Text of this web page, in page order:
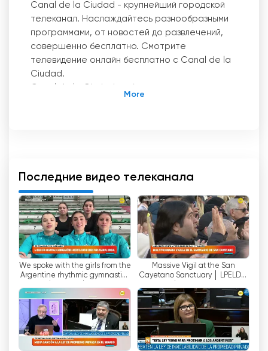
Canal de la Ciudad - крупнейший городской
телеканал. Наслаждайтесь разнообразными
программами, от новостей до развлечений,
совершенно бесплатно. Смотрите
телевидение онлайн бесплатно с Canal de la
Ciudad.
программами.
Canal de la Ciudad предлагает развлечения,
культуру, новости, спорт, документальные
фильмы, образование, кино, сериалы и музыку.
Это делает открытый сигнал отличным
вариантом для просмотра телевидения в
городе Буэнос-Айрес.
Кроме того, Canal de la Ciudad предлагает
возможность бесплатного просмотра
телевидения через Интернет. Это позволяет
пользователям наслаждаться программами из
Последние видео телеканала
We spoke with the girls from the
Argentine rhythmic gymnastics
Massive Vigil at the San
Cayetano Sanctuary │ LPELDM